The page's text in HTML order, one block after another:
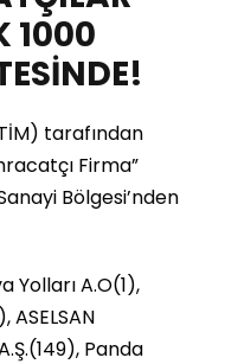
1000
tarafından
Firma”
Bölgesi’nden
Yolları A.O(1),
ASELSAN
Panda